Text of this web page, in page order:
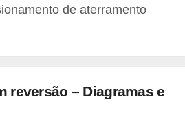
de aterramento
reversão – Diagramas e